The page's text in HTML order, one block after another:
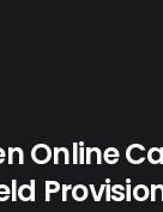
Online